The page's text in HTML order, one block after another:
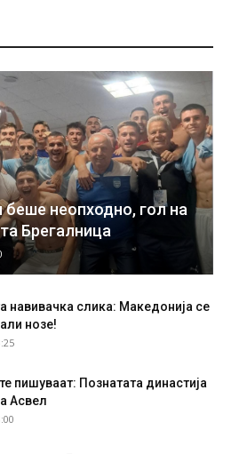
неопходно, гол на
Брегалница
навивачка слика: Македонија се
нозе!
пишуваат: Познатата династија
Асвел